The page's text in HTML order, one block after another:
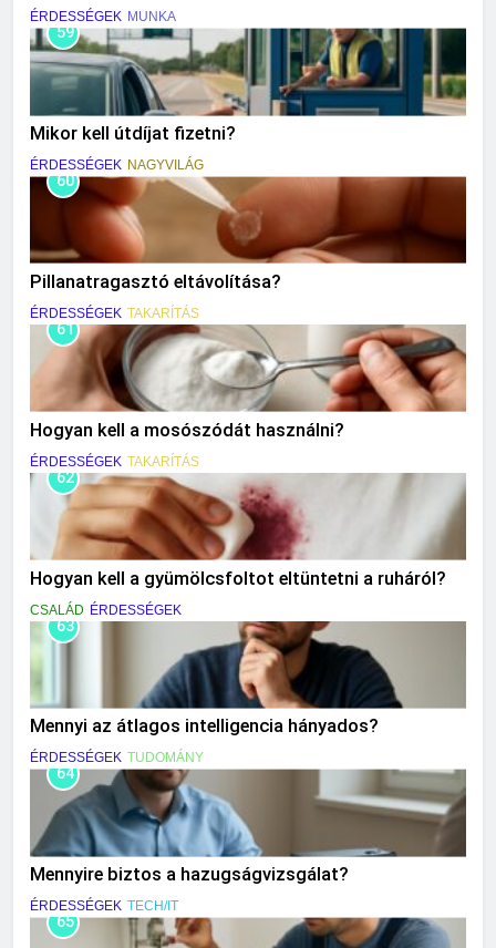
ÉRDESSÉGEK MUNKA
59
Mikor kell útdíjat fizetni?
ÉRDESSÉGEK NAGYVILÁG
60
Pillanatragasztó eltávolítása?
ÉRDESSÉGEK TAKARÍTÁS
61
Hogyan kell a mosószódát használni?
ÉRDESSÉGEK TAKARÍTÁS
62
Hogyan kell a gyümölcsfoltot eltüntetni a ruháról?
CSALÁD ÉRDESSÉGEK
63
Mennyi az átlagos intelligencia hányados?
ÉRDESSÉGEK TUDOMÁNY
64
Mennyire biztos a hazugságvizsgálat?
ÉRDESSÉGEK TECH/IT
65